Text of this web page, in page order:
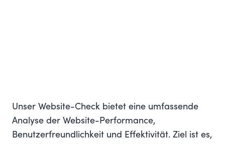
Unser Website-Check bietet eine umfassende
Analyse der Website-Performance,
Benutzerfreundlichkeit und Effektivität. Ziel ist es,